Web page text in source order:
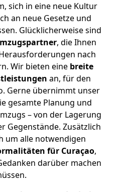
sich in eine neue Kultur
an neue Gesetze und
Glücklicherweise sind
, die Ihnen
nach
Wir bieten eine breite
an, für den
Gerne übernimmt unser
gesamte Planung und
– von der Lagerung
Gegenstände. Zusätzlich
um alle notwendigen
für Curaçao,
darüber machen